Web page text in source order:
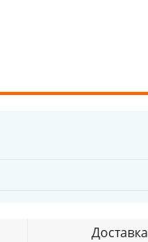
Доставка